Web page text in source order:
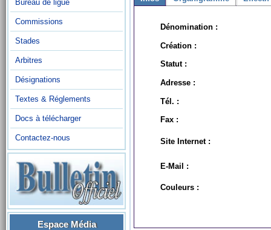
Bureau de ligue
Commissions
Stades
Arbitres
Désignations
Textes & Réglements
Docs à télécharger
Contactez-nous
Espace Média
Dénomination :
Création :
Statut :
Adresse :
Tél. :
Fax :
Site Internet :
E-Mail :
Couleurs :